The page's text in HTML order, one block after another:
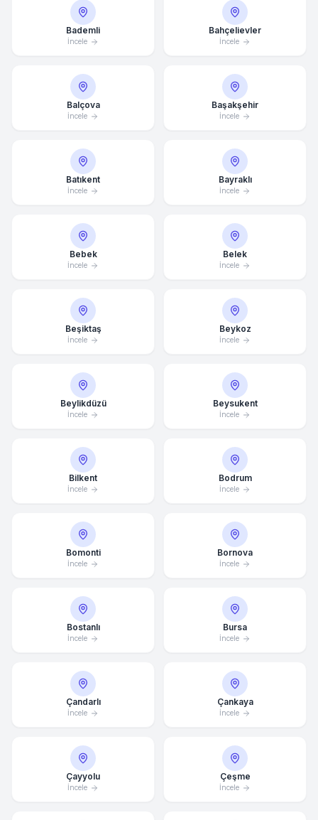
Bademli
İncele
Bahçelievler
İncele
Balçova
İncele
Başakşehir
İncele
Batıkent
İncele
Bayraklı
İncele
Bebek
İncele
Belek
İncele
Beşiktaş
İncele
Beykoz
İncele
Beylikdüzü
İncele
Beysukent
İncele
Bilkent
İncele
Bodrum
İncele
Bomonti
İncele
Bornova
İncele
Bostanlı
İncele
Bursa
İncele
Çandarlı
İncele
Çankaya
İncele
Çayyolu
İncele
Çeşme
İncele